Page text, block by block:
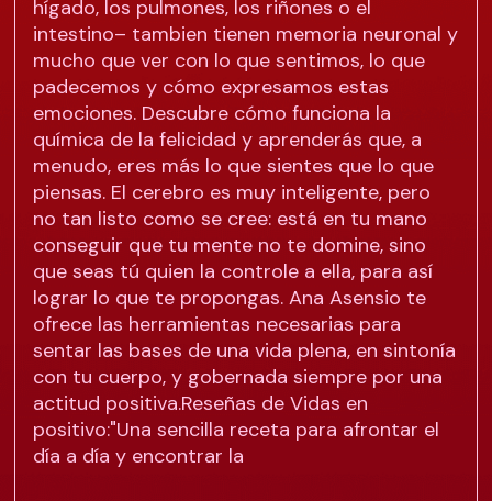
hígado, los pulmones, los riñones o el
intestino– tambien tienen memoria neuronal y
mucho que ver con lo que sentimos, lo que
padecemos y cómo expresamos estas
emociones. Descubre cómo funciona la
química de la felicidad y aprenderás que, a
menudo, eres más lo que sientes que lo que
piensas. El cerebro es muy inteligente, pero
no tan listo como se cree: está en tu mano
conseguir que tu mente no te domine, sino
que seas tú quien la controle a ella, para así
lograr lo que te propongas. Ana Asensio te
ofrece las herramientas necesarias para
sentar las bases de una vida plena, en sintonía
con tu cuerpo, y gobernada siempre por una
actitud positiva.Reseñas de Vidas en
positivo:"Una sencilla receta para afrontar el
día a día y encontrar la